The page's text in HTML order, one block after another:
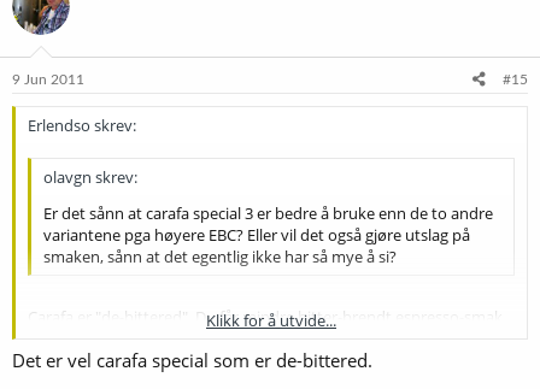
9 Jun 2011 #15
Erlendso skrev:
olavgn skrev:
Er det sånn at carafa special 3 er bedre å bruke enn de to andre
variantene pga høyere EBC? Eller vil det også gjøre utslag på
smaken, sånn at det egentlig ikke har så mye å si?
Klikk for å utvide...
Carafa er "de-bittered". Du får mindre bitter-brendt espresso-smak
Klikk for å utvide...
Det er vel carafa special som er de-bittered.